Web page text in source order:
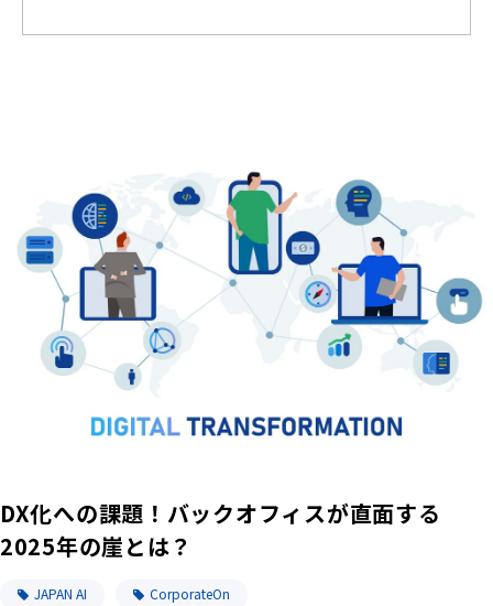
DX化への課題！バックオフィスが直面する
2025年の崖とは？
JAPAN AI CorporateOn